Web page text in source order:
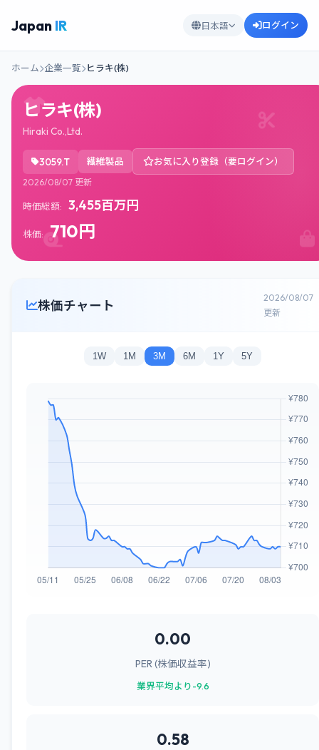
Japan IR 日本語 ログイン
ホーム 企業一覧 ヒラキ(株)
ヒラキ(株)
Hiraki Co.,Ltd.
3059.T 繊維製品 お気に入り登録（要ログイン）
2026/08/07 更新
時価総額: 3,455百万円
株価: 710円
株価チャート
2026/08/07
更新
1W 1M 3M 6M 1Y 5Y
0.00
PER (株価収益率)
業界平均より-9.6
0.58